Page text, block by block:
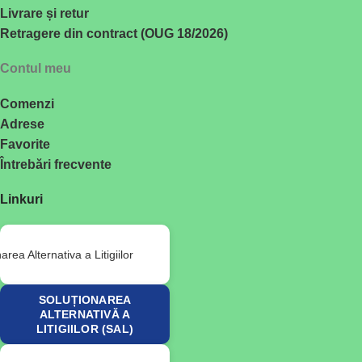
Livrare și retur
Retragere din contract (OUG 18/2026)
Contul meu
Comenzi
Adrese
Favorite
Întrebări frecvente
Linkuri
SOLUȚIONAREA
ALTERNATIVĂ A
LITIGIILOR (SAL)